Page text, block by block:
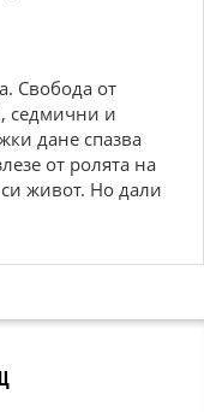
Свобода от
седмични и
дане спазва
от ролята на
си живот. Но дали